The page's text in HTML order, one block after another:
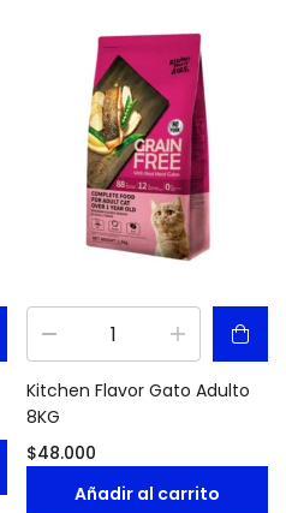
Kitchen Flavor Gato Adulto
8KG
$48.000
Añadir al carrito